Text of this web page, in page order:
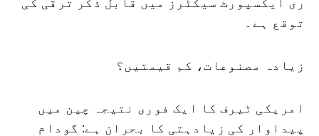
توقع ہے۔
زیادہ مصنوعات، کم قیمتیں؟
امریکی ٹیرف کا ایک فوری نتیجہ چین میں
پیداوار کی زیادہتی کا بحران ہے: گودام